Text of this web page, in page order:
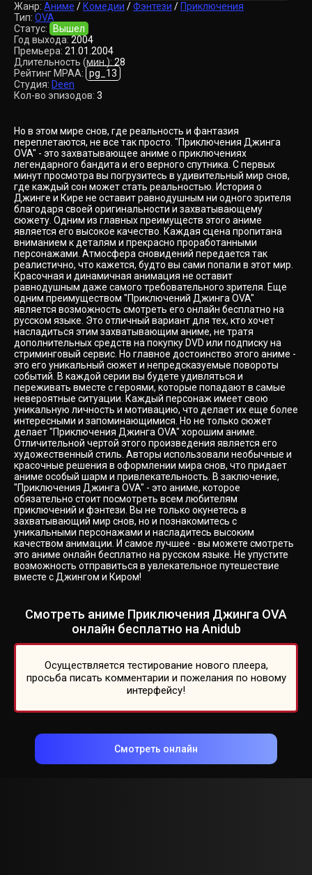
Жанр: Аниме / Комедии /Фэнтези / Приключения
Тип: OVA
Статус:
Вышел
Год выхода: 2004
Премьера: 21.01.2004
Длительность (мин.): 28
Рейтинг MPAA: pg_13
Студия: Deen
Кол-во эпизодов: 3
Но в этом мире снов, где реальность и фантазия
переплетаются, не все так просто. "Приключения Джинга
OVA" - это захватывающее аниме о приключениях
легендарного бандита и его верного спутника. С первых
минут просмотра вы погрузитесь в удивительный мир снов,
где каждый сон может стать реальностью. История о
Джинге и Кире не оставит равнодушным ни одного зрителя
благодаря своей оригинальности и захватывающему
сюжету. Одним из главных преимуществ этого аниме
является его высокое качество. Каждая сцена пропитана
вниманием к деталям и прекрасно проработанными
персонажами. Атмосфера сновидений передается так
реалистично, что кажется, будто вы сами попали в этот мир.
Красочная и динамичная анимация не оставит
равнодушным даже самого требовательного зрителя. Еще
одним преимуществом "Приключений Джинга OVA"
является возможность смотреть его онлайн бесплатно на
русском языке. Это отличный вариант для тех, кто хочет
насладиться этим захватывающим аниме, не тратя
дополнительных средств на покупку DVD или подписку на
стриминговый сервис. Но главное достоинство этого аниме -
это его уникальный сюжет и непредсказуемые повороты
событий. В каждой серии вы будете удивляться и
переживать вместе с героями, которые попадают в самые
невероятные ситуации. Каждый персонаж имеет свою
уникальную личность и мотивацию, что делает их еще более
интересными и запоминающимися. Но не только сюжет
делает "Приключения Джинга OVA" хорошим аниме.
Отличительной чертой этого произведения является его
художественный стиль. Авторы использовали необычные и
красочные решения в оформлении мира снов, что придает
аниме особый шарм и привлекательность. В заключение,
"Приключения Джинга OVA" - это аниме, которое
обязательно стоит посмотреть всем любителям
приключений и фэнтези. Вы не только окунетесь в
захватывающий мир снов, но и познакомитесь с
уникальными персонажами и насладитесь высоким
качеством анимации. И самое лучшее - вы можете смотреть
это аниме онлайн бесплатно на русском языке. Не упустите
возможность отправиться в увлекательное путешествие
вместе с Джингом и Киром!
Смотреть аниме Приключения Джинга OVA
онлайн бесплатно на Anidub
Осуществляется тестирование нового плеера,
просьба писать комментарии и пожелания по новому
интерфейсу!
Смотреть онлайн